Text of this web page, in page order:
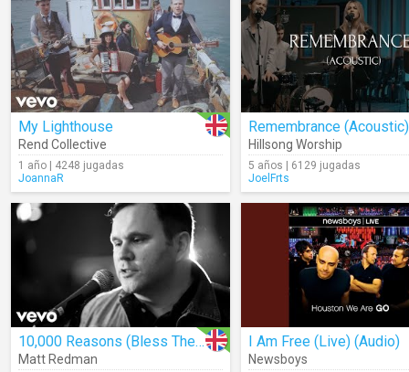
My Lighthouse
Rend Collective
1 año | 4248 jugadas
JoannaR
Remembrance (Acoustic)
Hillsong Worship
5 años | 6129 jugadas
JoelFrts
10,000 Reasons (Bless The Lord)
Matt Redman
I Am Free (Live) (Audio)
Newsboys